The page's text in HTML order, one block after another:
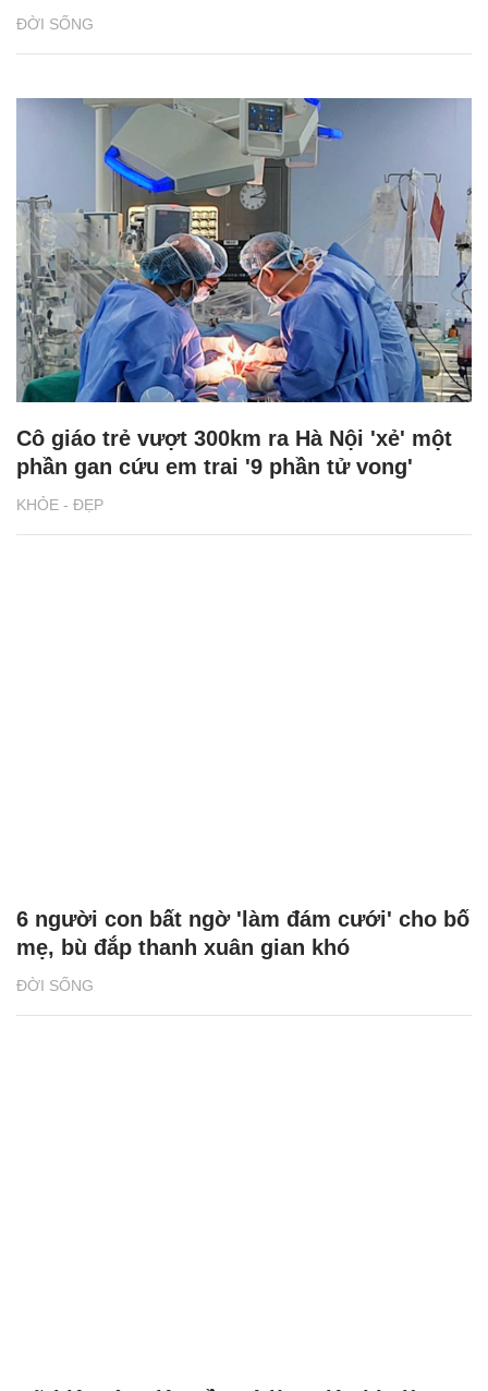
ĐỜI SỐNG
KHỎE - ĐẸP
Cô giáo trẻ vượt 300km ra Hà Nội 'xẻ' một
phần gan cứu em trai '9 phần tử vong'
ĐỜI SỐNG
6 người con bất ngờ 'làm đám cưới' cho bố
mẹ, bù đắp thanh xuân gian khó